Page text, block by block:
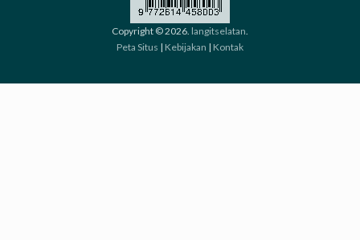
Copyright © 2026. langitselatan.
Peta Situs | Kebijakan | Kontak